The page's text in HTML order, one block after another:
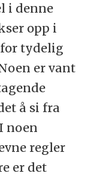
i denne
opp i
tydelig
er vant
å si fra
noen
regler
er det